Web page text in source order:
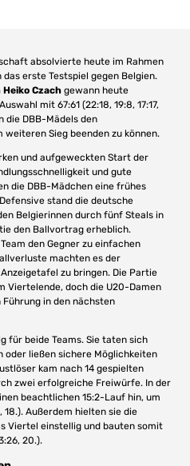
absolvierte heute im Rahmen
erste Testspiel gegen Belgien.
Heiko Czach gewann heute
mit 67:61 (22:18, 19:8, 17:17,
die DBB-Mädels den
Sieg beenden zu können.
und aufgeweckten Start der
und gute
die DBB-Mädchen eine frühes
stand die deutsche
Belgierinnen durch fünf Steals in
den Ballvortrag erheblich.
den Gegner zu einfachen
machten es der
zu bringen. Die Partie
Viertelende, doch die U20-Damen
in den nächsten
für beide Teams. Sie taten sich
oder ließen sichere Möglichkeiten
kam nach 14 gespielten
zwei erfolgreiche Freiwürfe. In der
beachtlichen 15:2-Lauf hin, um
Außerdem hielten sie die
Viertel einstellig und bauten somit
20.).